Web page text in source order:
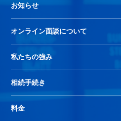
お知らせ
オンライン面談について
私たちの強み
相続手続き
料金